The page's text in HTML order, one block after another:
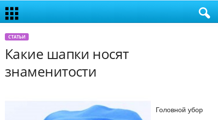
СТАТЬИ
Какие шапки носят
знаменитости
Головной убор